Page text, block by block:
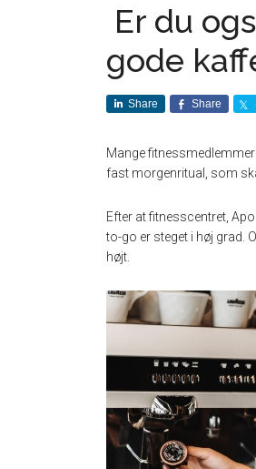
Er du
gode
Share Share
Mange
fast morgenritual, som
Efter at fitnesscentret,
to-go er steget i høj grad.
højt.